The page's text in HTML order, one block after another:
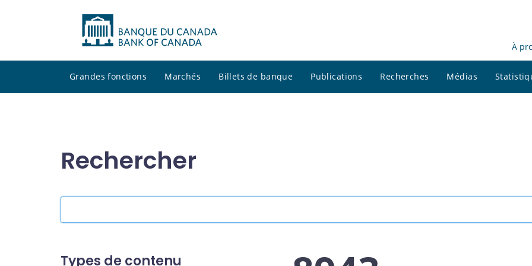
À
Grandes fonctions Marchés Billets de banque Publications Recherches Médias
Rechercher
site
Types de contenu